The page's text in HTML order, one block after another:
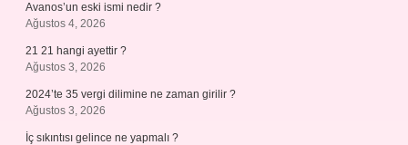
Avanos’un eski ismi nedir ?
Ağustos 4, 2026
21 21 hangi ayettir ?
Ağustos 3, 2026
2024’te 35 vergi dilimine ne zaman girilir ?
Ağustos 3, 2026
İç sıkıntısı gelince ne yapmalı ?